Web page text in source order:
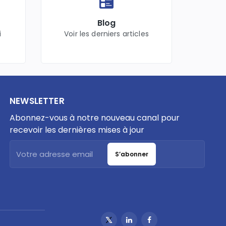
Blog
Voir les derniers articles
NEWSLETTER
Abonnez-vous à notre nouveau canal pour
recevoir les dernières mises à jour
S’abonner